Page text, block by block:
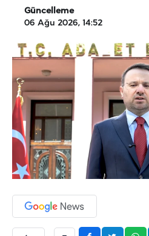
Güncelleme
06 Ağu 2026, 14:52